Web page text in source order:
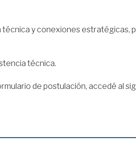
y conexiones estratégicas,
técnica.
de postulación, accedé al